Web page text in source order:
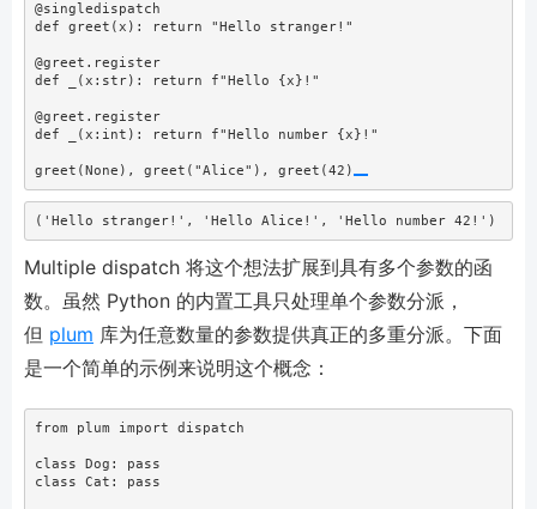
@singledispatch
def greet(x): return "Hello stranger!"
@greet.register
def _(x: str): return f"Hello { x } !"
@greet.register
def _(x: int ): return f"Hello number { x } !"
greet( None ), greet( "Alice" ), greet( 42 )
('Hello stranger!', 'Hello Alice!', 'Hello number 42!')
Multiple dispatch 将这个想法扩展到具有多个参数的函
数。虽然 Python 的内置工具只处理单个参数分派，
但 plum 库为任意数量的参数提供真正的多重分派。下面
是一个简单的示例来说明这个概念：
from plum import dispatch
class Dog: pass
class Cat: pass